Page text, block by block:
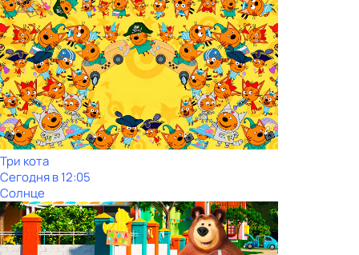
Три кота
Сегодня в 12:05
Солнце